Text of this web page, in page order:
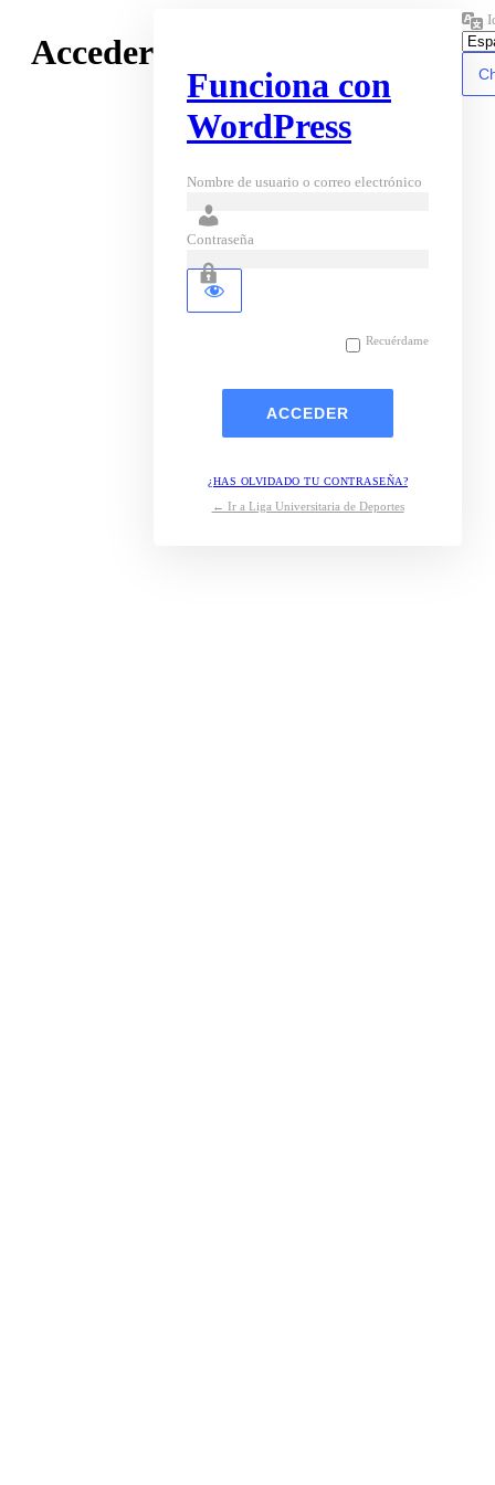
Acceder
Funciona con
WordPress
Nombre de usuario o correo electrónico
Contraseña
Recuérdame
¿HAS OLVIDADO TU CONTRASEÑA?
← Ir a Liga Universitaria de Deportes